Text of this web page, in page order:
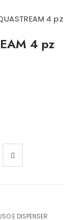
4 pz
4 pz
E DISPENSER